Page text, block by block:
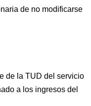
de no modificarse
de la TUD del servicio
a los ingresos del